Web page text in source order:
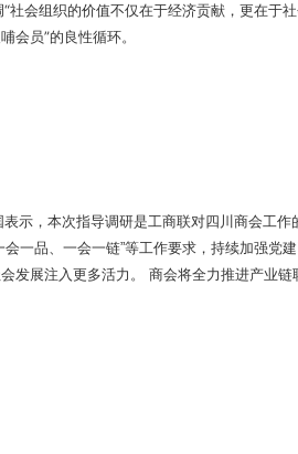
“社会组织的价值不仅在于经济贡献，更在于
会员”的良性循环。
示，本次指导调研是工商联对四川商会工作
会一品、一会一链”等工作要求，持续加强党
发展注入更多活力。 商会将全力推进产业